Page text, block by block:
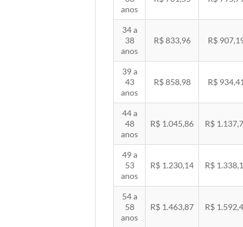
anos
34 a
38
anos
R$ 833,96 R$
39 a
43
anos
R$ 858,98 R$ 934,41
44 a
48
anos
R$ 1.045,86 R$
49 a
53
anos
R$ 1.230,14 R$
54 a
58
anos
R$ 1.463,87 R$